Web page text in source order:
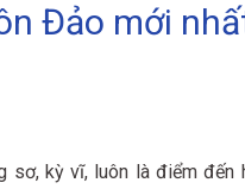
Đảo mới
kỳ vĩ, luôn là điểm đến